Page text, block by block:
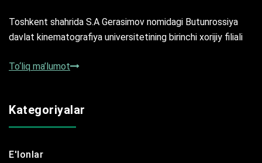
Toshkent shahrida S.A Gerasimov nomidagi Butunrossiya
davlat kinematografiya universitetining birinchi xorijiy filiali
To‘liq ma’lumot
Kategoriyalar
E'lonlar